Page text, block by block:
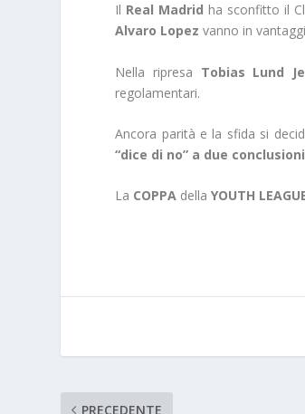
Il Real Madrid ha sconfitto il
Alvaro Lopezvanno in
Nella ripresa Tobias Lund
regolamentari.
Ancora parità e la sfida si
“dice di no” a due
La COPPA dellaYOUTH
PRECEDENTE